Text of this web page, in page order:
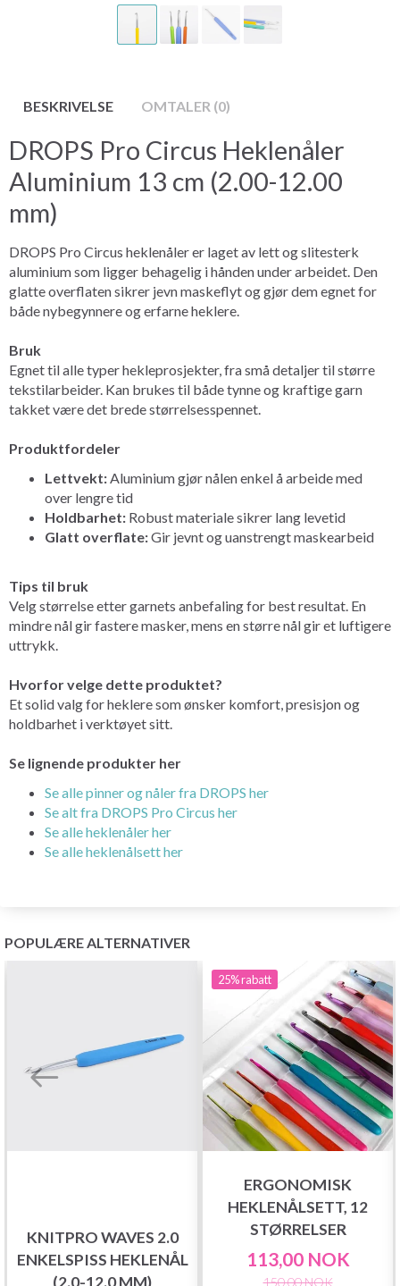
BESKRIVELSE OMTALER (0)
DROPS Pro Circus Heklenåler
Aluminium 13 cm (2.00-12.00
mm)
DROPS Pro Circus heklenåler er laget av lett og slitesterk
aluminium som ligger behagelig i hånden under arbeidet. Den
glatte overflaten sikrer jevn maskeflyt og gjør dem egnet for
både nybegynnere og erfarne heklere.
Bruk
Egnet til alle typer hekleprosjekter, fra små detaljer til større
tekstilarbeider. Kan brukes til både tynne og kraftige garn
takket være det brede størrelsesspennet.
Produktfordeler
Lettvekt: Aluminium gjør nålen enkel å arbeide med
over lengre tid
Holdbarhet: Robust materiale sikrer lang levetid
Glatt overflate:Gir jevnt og uanstrengt maskearbeid
Tips til bruk
Velg størrelse etter garnets anbefaling for best resultat. En
mindre nål gir fastere masker, mens en større nål gir et luftigere
uttrykk.
Hvorfor velge dette produktet?
Et solid valg for heklere som ønsker komfort, presisjon og
holdbarhet i verktøyet sitt.
Se lignende produkter her
Se alle pinner og nåler fra DROPS her
Se alt fra DROPS Pro Circus her
Se alle heklenåler her
Se alle heklenålsett her
POPULÆRE ALTERNATIVER
KNITPRO WAVES 2.0
ENKELSPISS HEKLENÅL
(2.0-12.0 MM)
25%rabatt
ERGONOMISK
HEKLENÅLSETT, 12
STØRRELSER
113,00 NOK
150,00 NOK